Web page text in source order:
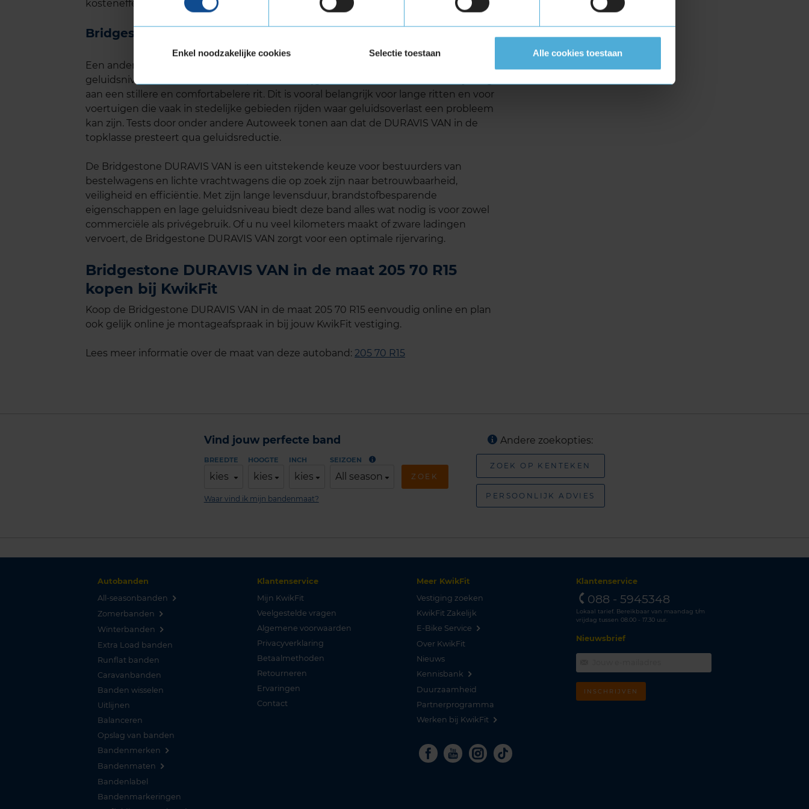
Enkel noodzakelijke cookies Selectie toestaan Alle cookies toestaan
kosteneffectieve keuze voor bestuurders die veel kilometers maken.
Bridgestone DURAVIS VAN geluid
Een ander belangrijk aspect van de Bridgestone DURAVIS VAN is het lage
geluidsniveau. De band is ontworpen om het rijgeluid te minimaliseren, wat bijdraagt
aan een stillere en comfortabelere rit. Dit is vooral belangrijk voor lange ritten en voor
voertuigen die vaak in stedelijke gebieden rijden waar geluidsoverlast een probleem
kan zijn. Tests door onder andere Autoweek tonen aan dat de DURAVIS VAN in de
topklasse presteert qua geluidsreductie.
De Bridgestone DURAVIS VAN is een uitstekende keuze voor bestuurders van
bestelwagens en lichte vrachtwagens die op zoek zijn naar betrouwbaarheid,
veiligheid en efficiëntie. Met zijn lange levensduur, brandstofbesparende
eigenschappen en lage geluidsniveau biedt deze band alles wat nodig is voor zowel
commerciële als privégebruik. Of u nu veel kilometers maakt of zware ladingen
vervoert, de Bridgestone DURAVIS VAN zorgt voor een optimale rijervaring.
Bridgestone DURAVIS VAN in de maat 205 70 R15
kopen bij KwikFit
Koop de Bridgestone DURAVIS VAN in de maat 205 70 R15 eenvoudig online en plan
ook gelijk online je montageafspraak in bij jouw KwikFit vestiging.
Lees meer informatie over de maat van deze autoband: 205 70 R15
Vind jouw perfecte band
BREEDTE
kies
HOOGTE
kies
INCH
kies
SEIZOEN
All season ZOEK
Waar vind ik mijn bandenmaat?
Andere zoekopties:
ZOEK OP KENTEKEN
PERSOONLIJK ADVIES
Autobanden
All-seasonbanden
Zomerbanden
Winterbanden
Extra Load banden
Runflat banden
Caravanbanden
Banden wisselen
Uitlijnen
Balanceren
Opslag van banden
Bandenmerken
Bandenmaten
Bandenlabel
Bandenmarkeringen
Klantenservice
Mijn KwikFit
Veelgestelde vragen
Algemene voorwaarden
Privacyverklaring
Betaalmethoden
Retourneren
Ervaringen
Contact
Meer KwikFit
Vestiging zoeken
KwikFit Zakelijk
E-Bike Service
Over KwikFit
Nieuws
Kennisbank
Duurzaamheid
Partnerprogramma
Werken bij KwikFit
Facebook
YoutubeInstagram
Tiktok
Klantenservice
088 - 5945348
Lokaal tarief. Bereikbaar van maandag t/m
vrijdag tussen 08.00 - 17.30 uur.
Nieuwsbrief
INSCHRIJVEN